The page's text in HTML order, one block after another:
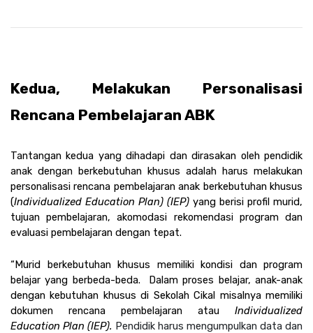
Kedua, Melakukan Personalisasi
Rencana Pembelajaran ABK
Tantangan kedua yang dihadapi dan dirasakan oleh pendidik
anak dengan berkebutuhan khusus adalah harus melakukan
personalisasi rencana pembelajaran anak berkebutuhan khusus
(Individualized Education Plan) (IEP) yang berisi profil murid,
tujuan pembelajaran, akomodasi rekomendasi program dan
evaluasi pembelajaran dengan tepat.
“Murid berkebutuhan khusus memiliki kondisi dan program
belajar yang berbeda-beda.  Dalam proses belajar, anak-anak
dengan kebutuhan khusus di Sekolah Cikal misalnya memiliki
dokumen rencana pembelajaran atau Individualized
Education Plan (IEP). Pendidik harus mengumpulkan data dan